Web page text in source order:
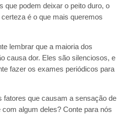
que podem deixar o peito duro, o
é o que mais queremos
lembrar que a maioria dos
causa dor. Eles são silenciosos, e
fazer os exames periódicos para
fatores que causam a sensação de
com algum deles? Conte para nós